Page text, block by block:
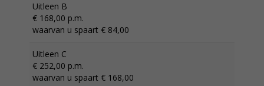
Uitleen B
€ 168,00 p.m.
waarvan u spaart € 84,00
Uitleen C
€ 252,00 p.m.
waarvan u spaart € 168,00